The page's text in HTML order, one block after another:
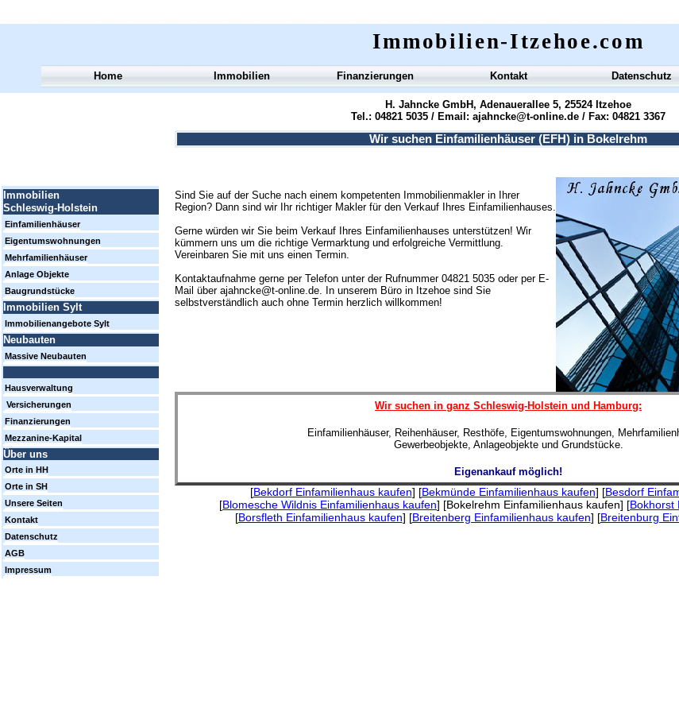
Wir suchen Einfamilienhäuser (EFH) in Bokelrehm
Sind Sie auf der Suche nach einem kompetenten Immobilienmakler in Ihrer
Region? Dann sind wir Ihr richtiger Makler für den Verkauf Ihres Einfamilienhauses.
Gerne würden wir Sie beim Verkauf Ihres Einfamilienhauses unterstützen! Wir
kümmern uns um die richtige Vermarktung und erfolgreiche Vermittlung.
Vereinbaren Sie mit uns einen Termin.
Kontaktaufnahme gerne per Telefon unter der Rufnummer 04821 5035 oder per E-
Mail über ajahncke@t-online.de. In unserem Büro in Itzehoe sind Sie
selbstverständlich auch ohne Termin herzlich willkommen!
Wir suchen in ganz Schleswig-Holstein und Hamburg:
Einfamilienhäuser, Reihenhäuser, Resthöfe, Eigentumswohnungen,
Gewerbeobjekte, Anlageobjekte und Grundstücke.
Eigenankauf möglich!
[Bekdorf Einfamilienhaus kaufen] [Bekmünde Einfamilienhaus kaufen] [Besdorf
[Blomesche Wildnis Einfamilienhaus kaufen] [Bokelrehm Einfamilienhaus kaufen] [Bokhorst
[Borsfleth Einfamilienhaus kaufen] [Breitenberg Einfamilienhaus kaufen] [Breitenburg
Immobilien-Itzehoe.com
H. Jahncke GmbH, Adenauerallee 5, 25524 Itzehoe
Tel.: 04821 5035 / Email: ajahncke@t-online.de / Fax: 04821 3367
Home Immobilien Finanzierungen Kontakt Datenschutz
Immobilien
Schleswig-Holstein
Einfamilienhäuser
Eigentumswohnungen
Mehrfamilienhäuser
Anlage Objekte
Baugrundstücke
Immobilien Sylt
Immobilienangebote Sylt
Neubauten
Massive Neubauten
Hausverwaltung
Versicherungen
Finanzierungen
Mezzanine-Kapital
Über uns
Orte in HH
Orte in SH
Unsere Seiten
Kontakt
Datenschutz
AGB
Impressum